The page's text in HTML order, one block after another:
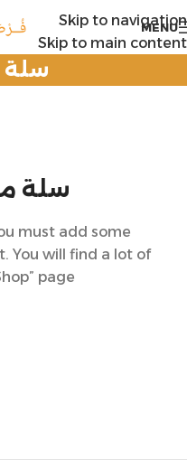
Skip to navigation
Skip to main content
MENU
سلة
سلة
must add some
You will find a lot of
page.